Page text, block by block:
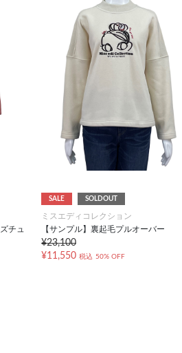
チュ
SALE SOLDOUT
ミスエディコレクション
【サンプル】裏起毛プルオーバー
¥23,100
¥11,550 税込 50% OFF